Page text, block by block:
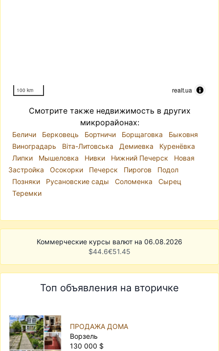
100 km realt.ua
Смотрите также недвижимость в других
микрорайонах:
Беличи Берковець Бортничи Борщаговка
Быковня
Виноградарь
Віта-Литовська Демиевка
Куренёвка
Липки
Мышеловка Нивки Нижний Печерск
Новая
Застройка
Осокорки Печерск Пирогов
Подол
Позняки
Русановские сады Соломенка
Сырец
Теремки
Коммерческие курсы валют на 06.08.2026
$44.6€51.45
Топ объявления на вторичке
ПРОДАЖА ДОМА
Ворзель
130 000 $